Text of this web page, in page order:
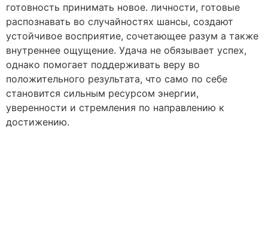
готовность принимать новое. личности, готовые
распознавать во случайностях шансы, создают
устойчивое восприятие, сочетающее разум а также
внутреннее ощущение. Удача не обязывает успех,
однако помогает поддерживать веру во
положительного результата, что само по себе
становится сильным ресурсом энергии,
уверенности и стремления по направлению к
достижению.